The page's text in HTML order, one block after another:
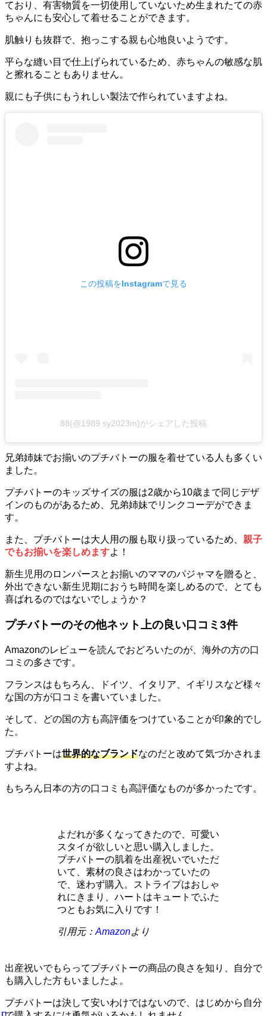
ており、有害物質を一切使用していないため生まれたての赤
ちゃんにも安心して着せることができます。
肌触りも抜群で、抱っこする親も心地良いようです。
平らな縫い目で仕上げられているため、赤ちゃんの敏感な肌
と擦れることもありません。
親にも子供にもうれしい製法で作られていますよね。
この投稿をInstagramで見る
88(@1989.sy2023m)がシェアした投稿
兄弟姉妹でお揃いのプチバトーの服を着せている人も多くい
ました。
プチバトーのキッズサイズの服は2歳から10歳まで同じデザ
インのものがあるため、兄弟姉妹でリンクコーデができま
す。
また、プチバトーは大人用の服も取り扱っているため、 親子
でもお揃いを楽しめますよ！
新生児用のロンパースとお揃いのママのパジャマを贈ると、
外出できない新生児期におうち時間を楽しめるので、とても
喜ばれるのではないでしょうか？
プチバトーのその他ネット上の良い口コミ3件
Amazonのレビューを読んでおどろいたのが、海外の方の口
コミの多さです。
フランスはもちろん、ドイツ、イタリア、イギリスなど様々
な国の方が口コミを書いていました。
そして、どの国の方も高評価をつけていることが印象的でし
た。
プチバトーは世界的なブランドなのだと改めて気づかされま
すよね。
もちろん日本の方の口コミも高評価なものが多かったです。
よだれが多くなってきたので、可愛い
スタイが欲しいと思い購入しました。
プチバトーの肌着を出産祝いでいただ
いて、素材の良さはわかっていたの
で、迷わず購入。ストライプはおしゃ
れにきまり、ハートはキュートでふた
つともお気に入りです！
引用元： Amazonより
出産祝いでもらってプチバトーの商品の良さを知り、自分で
も購入した方もいましたよ。
プチバトーは決して安いわけではないので、はじめから自分